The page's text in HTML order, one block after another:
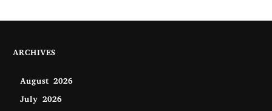
ARCHIVES
August 2026
July 2026